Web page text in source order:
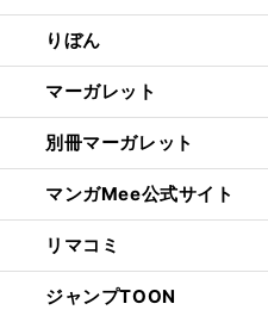
りぼん
マーガレット
別冊マーガレット
マンガMee公式サイト
リマコミ
ジャンプTOON